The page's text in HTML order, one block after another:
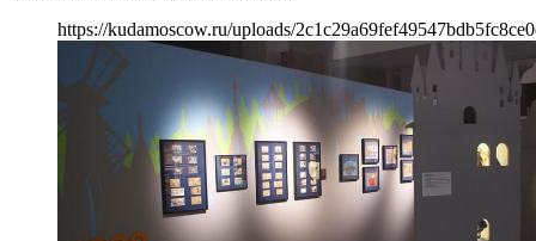
https://kudamoscow.ru/uploads/